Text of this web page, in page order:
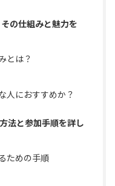
の仕組みと魅力を
とは？
人におすすめか？
法と参加手順を詳し
ための手順